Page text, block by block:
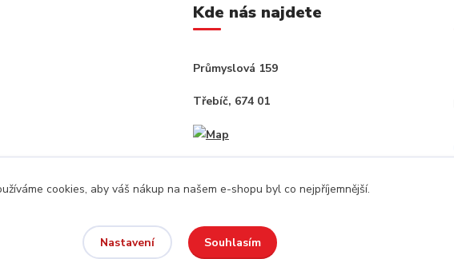
Kde nás najdete
Průmyslová 159
Třebíč, 674 01
cookies, aby váš nákup na našem e-shopu byl co nejpříjemnější.
Nastavení Souhlasím